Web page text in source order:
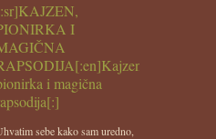
I
i magična
sebe kako sam uredno,